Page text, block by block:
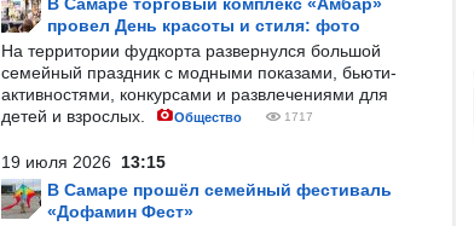
провел День красоты и стиля: фото
На территории фудкорта развернулся большой
семейный праздник с модными показами, бьюти-
активностями, конкурсами и развлечениями для
детей и взрослых.
Общество 1717
19 июля 2026 13:15
В Самаре прошёл семейный фестиваль
«Дофамин Фест»